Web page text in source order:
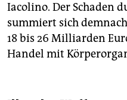
Iacolino. Der Schaden
summiert sich
18 bis 26 Milliarden
Handel mit